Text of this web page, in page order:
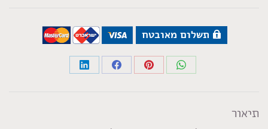
תשלום מאובטח
Share
Share
Share
Share
תיאור